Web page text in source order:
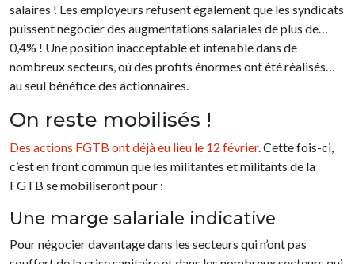
salaires ! Les employeurs refusent également que les syndicats
puissent négocier des augmentations salariales de plus de…
0,4% ! Une position inacceptable et intenable dans de
nombreux secteurs, où des profits énormes ont été réalisés…
au seul bénéfice des actionnaires.
On reste mobilisés !
Des actions FGTB ont déjà eu lieu le 12 février. Cette fois-ci,
c’est en front commun que les militantes et militants de la
FGTB se mobiliseront pour :
Une marge salariale indicative
Pour négocier davantage dans les secteurs qui n’ont pas